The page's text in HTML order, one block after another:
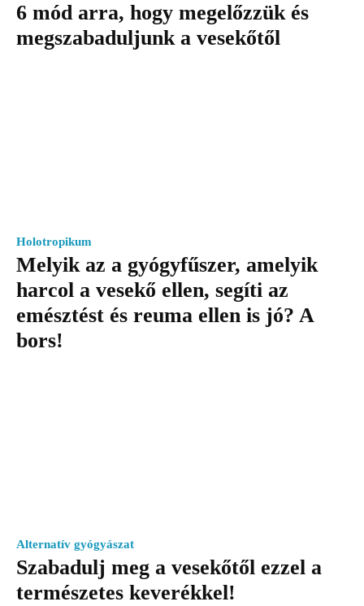
6 mód arra, hogy megelőzzük és
megszabaduljunk a vesekőtől
Holotropikum
Melyik az a gyógyfűszer, amelyik
harcol a vesekő ellen, segíti az
emésztést és reuma ellen is jó? A
bors!
Alternatív gyógyászat
Szabadulj meg a vesekőtől ezzel a
természetes keverékkel!